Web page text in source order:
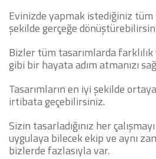
Evinizde yapmak istediğiniz tüm
şekilde gerçeğe
Bizler tüm tasarımlarda
gibi bir hayata adım atmanızı
Tasarımların en iyi şekilde
irtibata geçebilirsiniz.
Sizin tasarladığınız her
uygulaya bilecek ekip ve aynı
bizlerde fazlasıyla var.